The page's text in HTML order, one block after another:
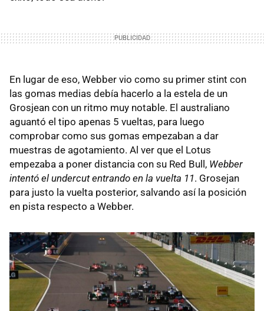
En lugar de eso, Webber vio como su primer stint con
las gomas medias debía hacerlo a la estela de un
Grosjean con un ritmo muy notable. El australiano
aguantó el tipo apenas 5 vueltas, para luego
comprobar como sus gomas empezaban a dar
muestras de agotamiento. Al ver que el Lotus
empezaba a poner distancia con su Red Bull, Webber
intentó el undercut entrando en la vuelta 11. Grosejan
para justo la vuelta posterior, salvando así la posición
en pista respecto a Webber.